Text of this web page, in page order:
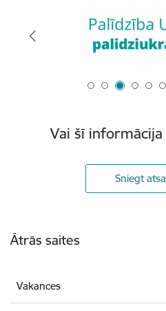
Vai šī
Sniegt
Ātrās saites
Vakances